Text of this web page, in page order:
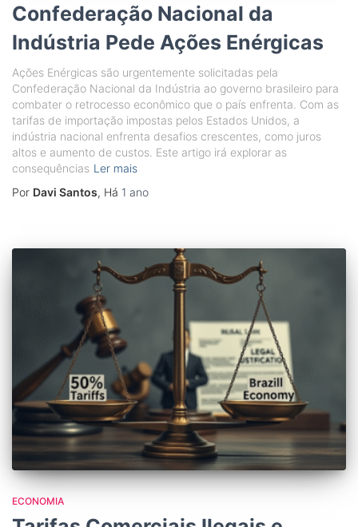
Confederação Nacional da
Indústria Pede Ações Enérgicas
Ações Enérgicas são urgentemente solicitadas pela
Confederação Nacional da Indústria ao governo brasileiro para
combater o retrocesso econômico que o país enfrenta. Com as
tarifas de importação impostas pelos Estados Unidos, a
indústria nacional enfrenta desafios crescentes, como juros
altos e aumento de custos. Este artigo irá explorar as
consequências Ler mais
Por Davi Santos, Há 1 ano
ECONOMIA